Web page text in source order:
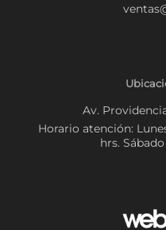
Av.
Horario atención:
hrs. Sábado